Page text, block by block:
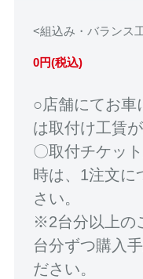
<組込み・バランス
0円(税込)
○店舗にてお車
は取付け工賃
〇取付チケッ
時は、1注文に
さい。
※2台分以上の
台分ずつ購入
ださい。